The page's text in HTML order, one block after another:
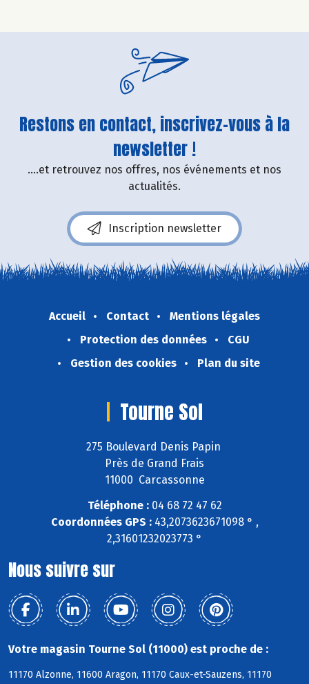
Restons en contact, inscrivez-vous à la
newsletter !
....et retrouvez nos offres, nos événements et nos
actualités.
Inscription newsletter
Accueil Contact
Mentions légales
Protection des données
CGU
Gestion des cookies
Plan du site
Tourne Sol
275 Boulevard Denis Papin
Près de Grand Frais
11000 Carcassonne
Téléphone :04 68 72 47 62
Coordonnées GPS :43,2073623671098 ° ,
2,31601232023773 °
Nous suivre sur
Votre magasin Tourne Sol (11000) est proche de :
11170 Alzonne, 11600 Aragon, 11170 Caux-et-Sauzens, 11170